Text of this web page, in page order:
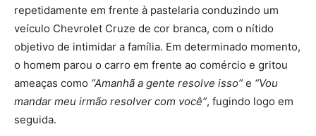
repetidamente em frente à pastelaria conduzindo um
veículo Chevrolet Cruze de cor branca, com o nítido
objetivo de intimidar a família. Em determinado momento,
o homem parou o carro em frente ao comércio e gritou
ameaças como “Amanhã a gente resolve isso” e “Vou
mandar meu irmão resolver com você”, fugindo logo em
seguida.